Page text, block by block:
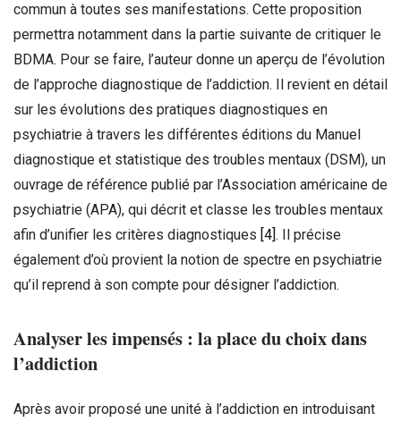
commun à toutes ses manifestations. Cette proposition
permettra notamment dans la partie suivante de critiquer le
BDMA. Pour se faire, l’auteur donne un aperçu de l’évolution
de l’approche diagnostique de l’addiction. Il revient en détail
sur les évolutions des pratiques diagnostiques en
psychiatrie à travers les différentes éditions du Manuel
diagnostique et statistique des troubles mentaux (DSM), un
ouvrage de référence publié par l’Association américaine de
psychiatrie (APA), qui décrit et classe les troubles mentaux
afin d’unifier les critères diagnostiques [4] . Il précise
également d’où provient la notion de spectre en psychiatrie
qu’il reprend à son compte pour désigner l’addiction.
Analyser les impensés : la place du choix dans
l’addiction
Après avoir proposé une unité à l’addiction en introduisant